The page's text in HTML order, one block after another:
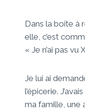
Dans la boîte à
elle, c’est
« Je n’ai pas vu
Je lui ai
l’épicerie.
ma famille, une